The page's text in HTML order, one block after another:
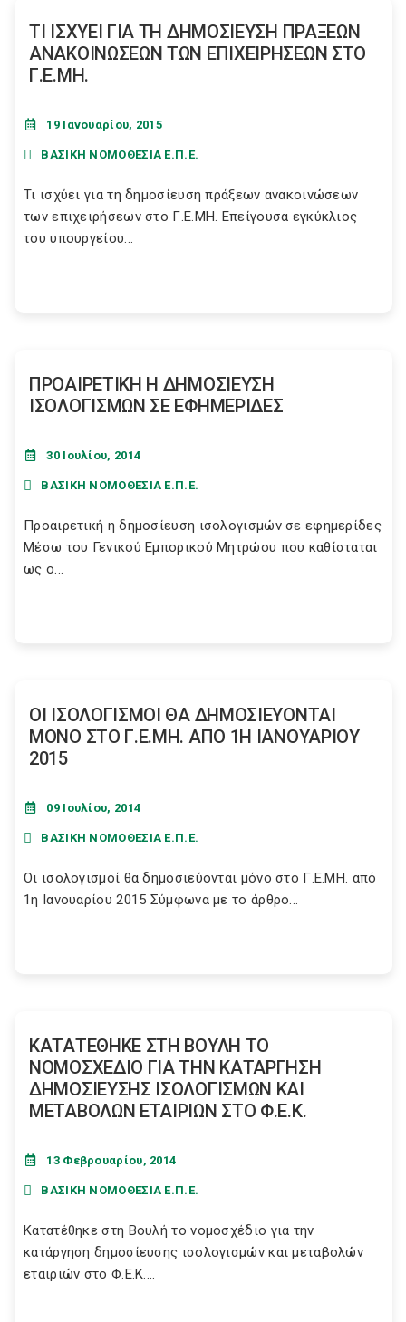
ΤΙ ΙΣΧΥΕΙ ΓΙΑ ΤΗ ΔΗΜΟΣΙΕΥΣΗ ΠΡΑΞΕΩΝ
ΑΝΑΚΟΙΝΩΣΕΩΝ ΤΩΝ ΕΠΙΧΕΙΡΗΣΕΩΝ ΣΤΟ
Γ.Ε.ΜΗ.
19 Ιανουαρίου, 2015
ΒΑΣΙΚΗ ΝΟΜΟΘΕΣΙΑ Ε.Π.Ε.
Τι ισχύει για τη δημοσίευση πράξεων ανακοινώσεων
των επιχειρήσεων στο Γ.Ε.ΜΗ. Επείγουσα εγκύκλιος
του υπουργείου...
ΠΡΟΑΙΡΕΤΙΚΗ Η ΔΗΜΟΣΙΕΥΣΗ
ΙΣΟΛΟΓΙΣΜΩΝ ΣΕ ΕΦΗΜΕΡΙΔΕΣ
30 Ιουλίου, 2014
ΒΑΣΙΚΗ ΝΟΜΟΘΕΣΙΑ Ε.Π.Ε.
Προαιρετική η δημοσίευση ισολογισμών σε εφημερίδες
Μέσω του Γενικού Εμπορικού Μητρώου που καθίσταται
ως ο...
ΟΙ ΙΣΟΛΟΓΙΣΜΟΙ ΘΑ ΔΗΜΟΣΙΕΥΟΝΤΑΙ
ΜΟΝΟ ΣΤΟ Γ.Ε.ΜΗ. ΑΠΟ 1Η ΙΑΝΟΥΑΡΙΟΥ
2015
09 Ιουλίου, 2014
ΒΑΣΙΚΗ ΝΟΜΟΘΕΣΙΑ Ε.Π.Ε.
Οι ισολογισμοί θα δημοσιεύονται μόνο στο Γ.Ε.ΜΗ. από
1η Ιανουαρίου 2015 Σύμφωνα με το άρθρο...
ΚΑΤΑΤΕΘΗΚΕ ΣΤΗ ΒΟΥΛΗ ΤΟ
ΝΟΜΟΣΧΕΔΙΟ ΓΙΑ ΤΗΝ ΚΑΤΑΡΓΗΣΗ
ΔΗΜΟΣΙΕΥΣΗΣ ΙΣΟΛΟΓΙΣΜΩΝ ΚΑΙ
ΜΕΤΑΒΟΛΩΝ ΕΤΑΙΡΙΩΝ ΣΤΟ Φ.Ε.Κ.
13 Φεβρουαρίου, 2014
ΒΑΣΙΚΗ ΝΟΜΟΘΕΣΙΑ Ε.Π.Ε.
Κατατέθηκε στη Βουλή το νομοσχέδιο για την
κατάργηση δημοσίευσης ισολογισμών και μεταβολών
εταιριών στο Φ.Ε.Κ....